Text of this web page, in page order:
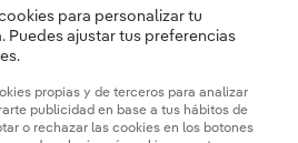
de confianza
para personalizar tu
Puedes ajustar tus preferencias
propias y de terceros para analizar
publicidad en base a tus hábitos de
o rechazar las cookies en los botones